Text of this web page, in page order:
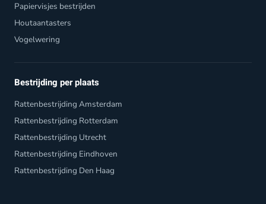
Papiervisjes bestrijden
Houtaantasters
Vogelwering
Bestrijding per plaats
Rattenbestrijding Amsterdam
Rattenbestrijding Rotterdam
Rattenbestrijding Utrecht
Rattenbestrijding Eindhoven
Rattenbestrijding Den Haag